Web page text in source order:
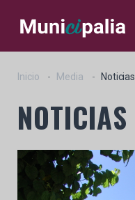
Inicio Media Noticias
NOTICIAS